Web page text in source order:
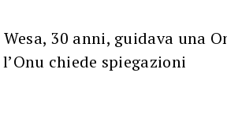
30 anni, guidava una
chiede spiegazioni